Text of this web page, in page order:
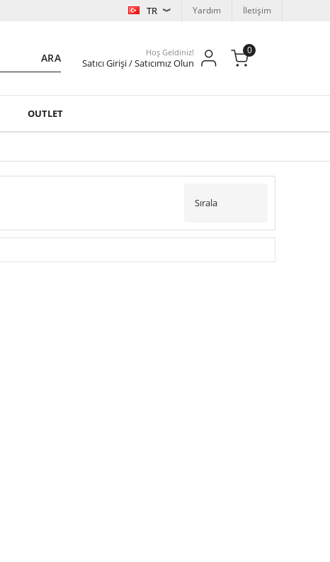
TR Yardım İletişim
ARA Hoş Geldiniz!
Satıcı Girişi / Satıcımız Olun
0
OUTLET